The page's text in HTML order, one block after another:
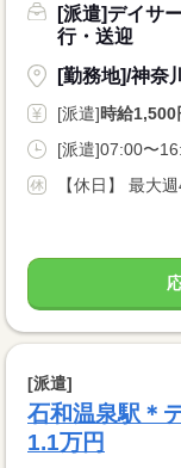
[派遣]デイサ
行・送迎
[勤務地]/神奈
[派遣]時給1,500
[派遣]07:00〜
[派遣]
石和温泉駅＊
1.1万円